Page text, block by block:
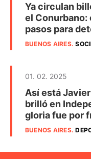
Ya circulan
el Conurbano:
pasos para
BUENOS AIRES.
01. 02. 2025
Así está
brilló en
gloria fue por
BUENOS AIRES.